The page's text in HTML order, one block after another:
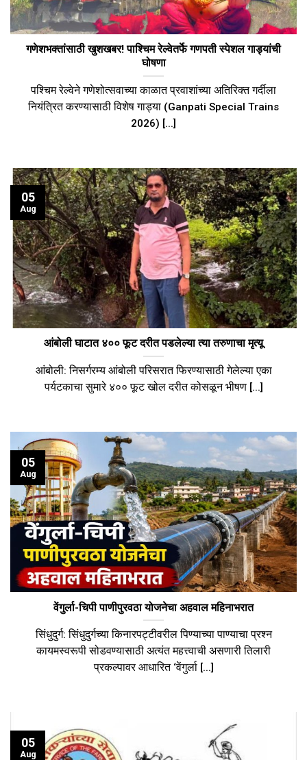
गणेशभक्तांसाठी खुशखबर! पाश्चिम रेल्वेतर्फे गणपती स्पेशल गाड्यांची
घोषणा
पश्चिम रेल्वेने गणेशोत्सवाच्या काळात प्रवाशांच्या अतिरिक्त गर्दीला
नियंत्रित करण्यासाठी विशेष गाड्या (Ganpati Special Trains
2026) [...]
आंबोली घाटात ४०० फूट दरीत पडलेल्या त्या तरुणाचा मृत्यू
आंबोली: निसर्गरम्य आंबोली परिसरात फिरण्यासाठी गेलेल्या एका
पर्यटकाचा सुमारे ४०० फूट खोल दरीत कोसळून भीषण [...]
05
Aug
वेंगुर्ला-चिपी पाणीपुरवठा योजनेचा अहवाल महिनाभरात
सिंधुदुर्ग: ​सिंधुदुर्गच्या किनारपट्टीवरील पिण्याच्या पाण्याचा प्रश्न
कायमस्वरूपी सोडवण्यासाठी अत्यंत महत्त्वाची असणारी तिलारी
प्रकल्पावर आधारित ‘वेंगुर्ला [...]
05
Aug
05
Aug